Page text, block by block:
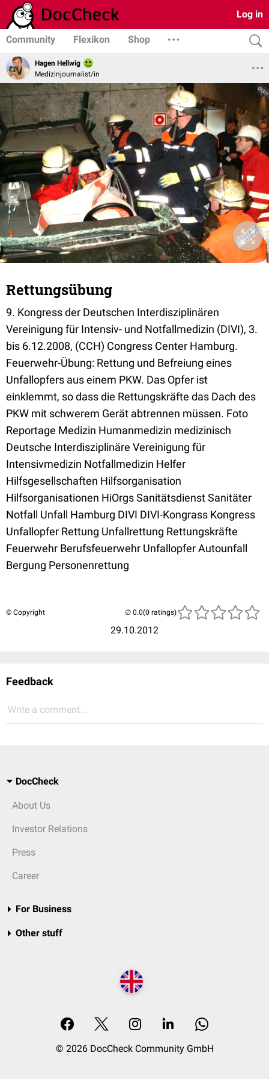
Log in
Community Flexikon Shop
Hagen Hellwig
Medizinjournalist/in
Rettungsübung
9. Kongress der Deutschen Interdisziplinären
Vereinigung für Intensiv- und Notfallmedizin (DIVI), 3.
bis 6.12.2008, (CCH) Congress Center Hamburg.
Feuerwehr-Übung: Rettung und Befreiung eines
Unfallopfers aus einem PKW. Das Opfer ist
einklemmt, so dass die Rettungskräfte das Dach des
PKW mit schwerem Gerät abtrennen müssen. Foto
Reportage Medizin Humanmedizin medizinisch
Deutsche Interdisziplinäre Vereinigung für
Intensivmedizin Notfallmedizin Helfer
Hilfsgesellschaften Hilfsorganisation
Hilfsorganisationen HiOrgs Sanitätsdienst Sanitäter
Notfall Unfall Hamburg DIVI DIVI-Kongrass Kongress
Unfallopfer Rettung Unfallrettung Rettungskräfte
Feuerwehr Berufsfeuerwehr Unfallopfer Autounfall
Bergung Personenrettung
© Copyright
29.10.2012
(0 ratings)
Feedback
Write a comment...
DocCheck
About Us
Investor Relations
Press
Career
For Business
Other stuff
© 2026 DocCheck Community GmbH